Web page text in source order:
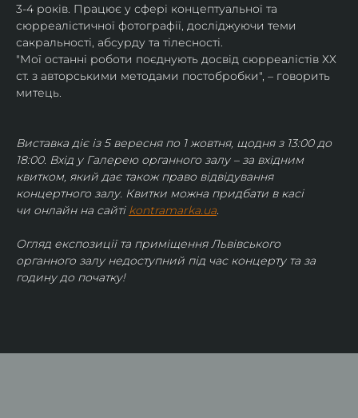
3-4 років. Працює у сфері концептуальної та
сюрреалістичної фотографії, досліджуючи теми
сакральності, абсурду та тілесності.
"Мої останні роботи поєднують досвід сюрреалістів ХХ
ст. з авторськими методами постобробки", – говорить
митець.
Виставка діє із 5 вересня по 1 жовтня, щодня з 13:00 до
18:00. Вхід у Галерею органного залу – за вхідним
квитком, який дає також право відвідування
концертного залу. Квитки можна придбати в касі
чи онлайн на сайті kontramarka.ua.
Огляд експозиції та приміщення Львівського
органного залу недоступний під час концерту та за
годину до початку!